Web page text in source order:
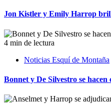
Jon Kistler y Emily Harrop
4 min de lectura
Noticias Esquí de Montaña
Bonnet y De Silvestro se